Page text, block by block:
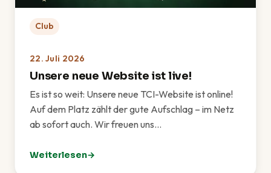
Club
22. Juli 2026
Unsere neue Website ist live!
Es ist so weit: Unsere neue TCI-Website ist online!
Auf dem Platz zählt der gute Aufschlag – im Netz
ab sofort auch. Wir freuen uns…
Weiterlesen
: Unsere neue Website ist live!